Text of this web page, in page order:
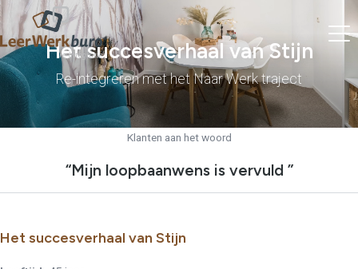
Het succesverhaal van Stijn
Re-integreren met het Naar Werk traject
Klanten aan het woord
“Mijn loopbaanwens is vervuld ”
Het succesverhaal van Stijn